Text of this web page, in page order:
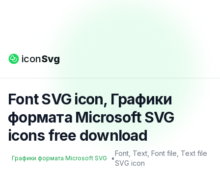
iconSvg
Font SVG icon, Графики
формата Microsoft SVG
icons free download
Графики формата Microsoft SVG •
Font, Text, Font file, Text file
SVG icon